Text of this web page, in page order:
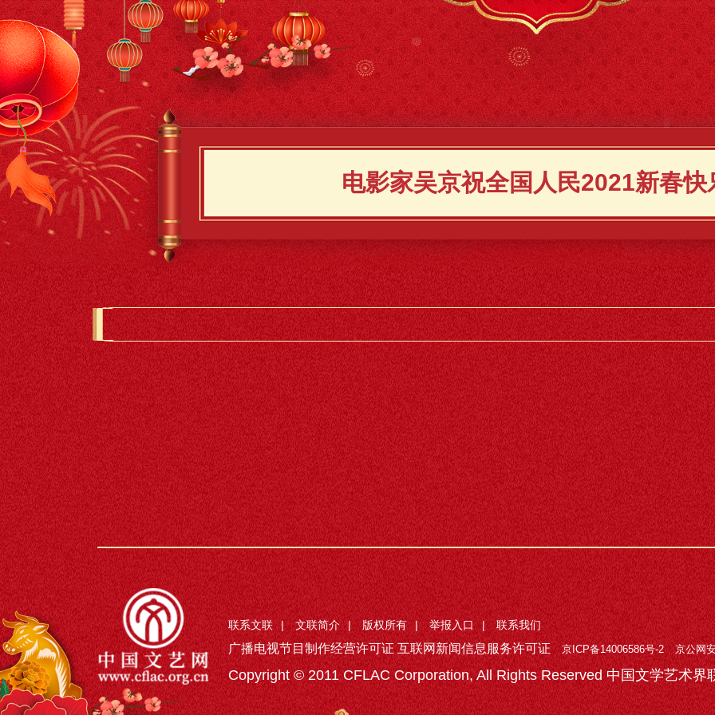
电影家吴京祝全国人民2021新春快
联系文联 | 文联简介 | 版权所有 | 举报入口 | 联系我们
广播电视节目制作经营许可证 互联网新闻信息服务许可证 京ICP备14006586号-2 京公网
Copyright © 2011 CFLAC Corporation, All Rights Reserved 中国文学艺术界